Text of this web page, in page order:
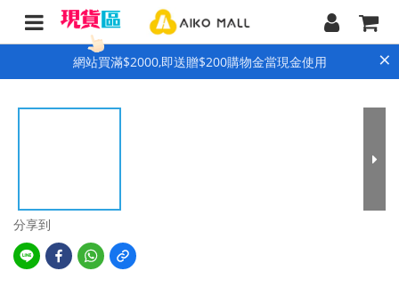
網站買滿$2000,即送贈$200購物金當現金使用 ×
分享到